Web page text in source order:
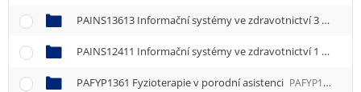
PAINS13613 Informační systémy ve zdravotnictví 3
PAINS12411 Informační systémy ve zdravotnictví 1
PAFYP1361 Fyzioterapie v porodní asistenci PAFYP1361